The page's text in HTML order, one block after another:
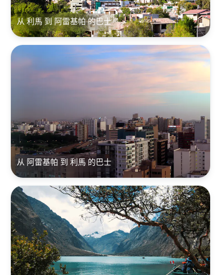
从 利馬 到 阿雷基帕 的巴士
从 阿雷基帕 到 利馬 的巴士